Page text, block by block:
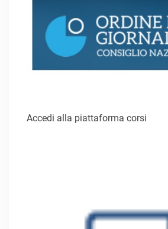
Accedi alla piattaforma corsi